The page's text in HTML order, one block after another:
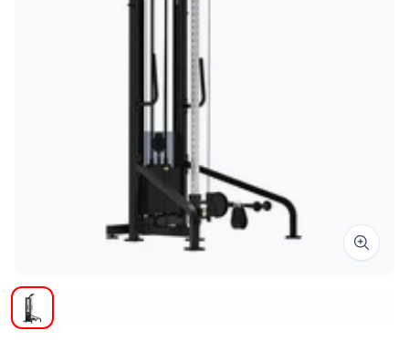
Zoom